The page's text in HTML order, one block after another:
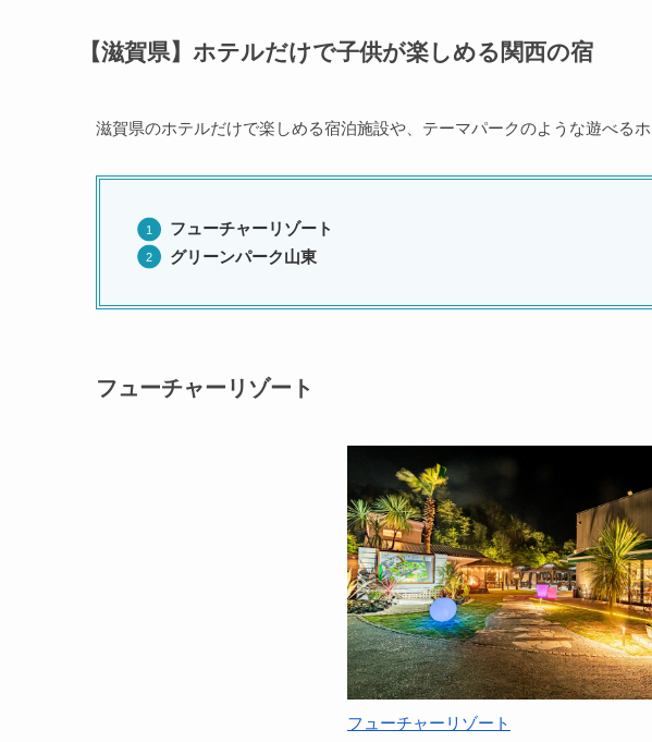
【滋賀県】ホテルだけで子供が楽しめる関西の宿
滋賀県のホテルだけで楽しめる宿泊施設や、テーマパークのような遊べるホ
フューチャーリゾート
グリーンパーク山東
フューチャーリゾート
フューチャーリゾート